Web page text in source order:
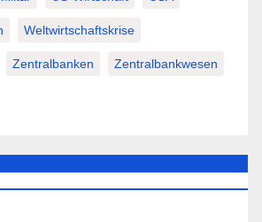
Weltwirtschaftskrise
Zentralbanken Zentralbankwesen